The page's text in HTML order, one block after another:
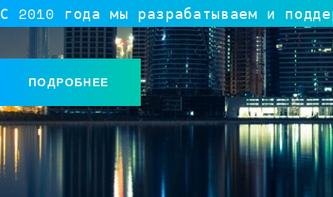
С 2010 года мы разрабатываем и
ПОДРОБНЕЕ